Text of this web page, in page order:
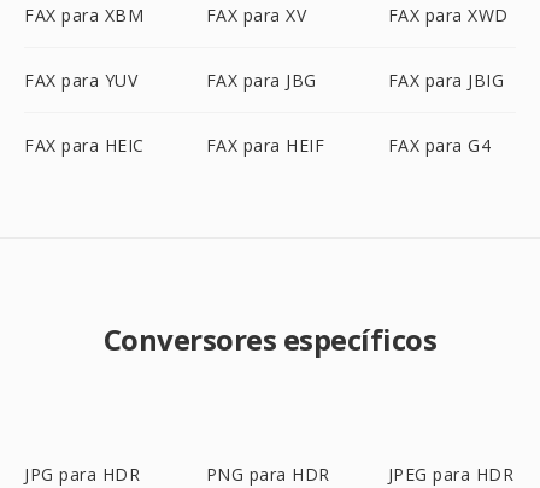
FAX para XBM FAX para XV FAX para XWD
FAX para YUV FAX para JBG FAX para JBIG
FAX para HEIC FAX para HEIF FAX para G4
Conversores específicos
JPG para HDR PNG para HDR JPEG para HDR